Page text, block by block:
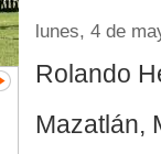
lunes, 4 de
Rolando
Mazatlán,